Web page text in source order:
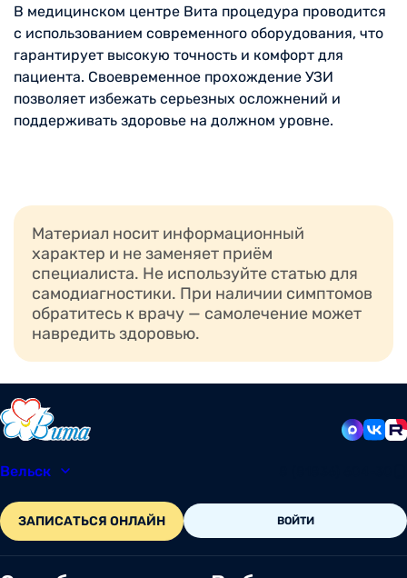
В медицинском центре Вита процедура проводится
с использованием современного оборудования, что
гарантирует высокую точность и комфорт для
пациента. Своевременное прохождение УЗИ
позволяет избежать серьезных осложнений и
поддерживать здоровье на должном уровне.
Материал носит информационный
характер и не заменяет приём
специалиста. Не используйте статью для
самодиагностики. При наличии симптомов
обратитесь к врачу — самолечение может
навредить здоровью.
Вельск
ЗАПИСАТЬСЯ ОНЛАЙН ВОЙТИ